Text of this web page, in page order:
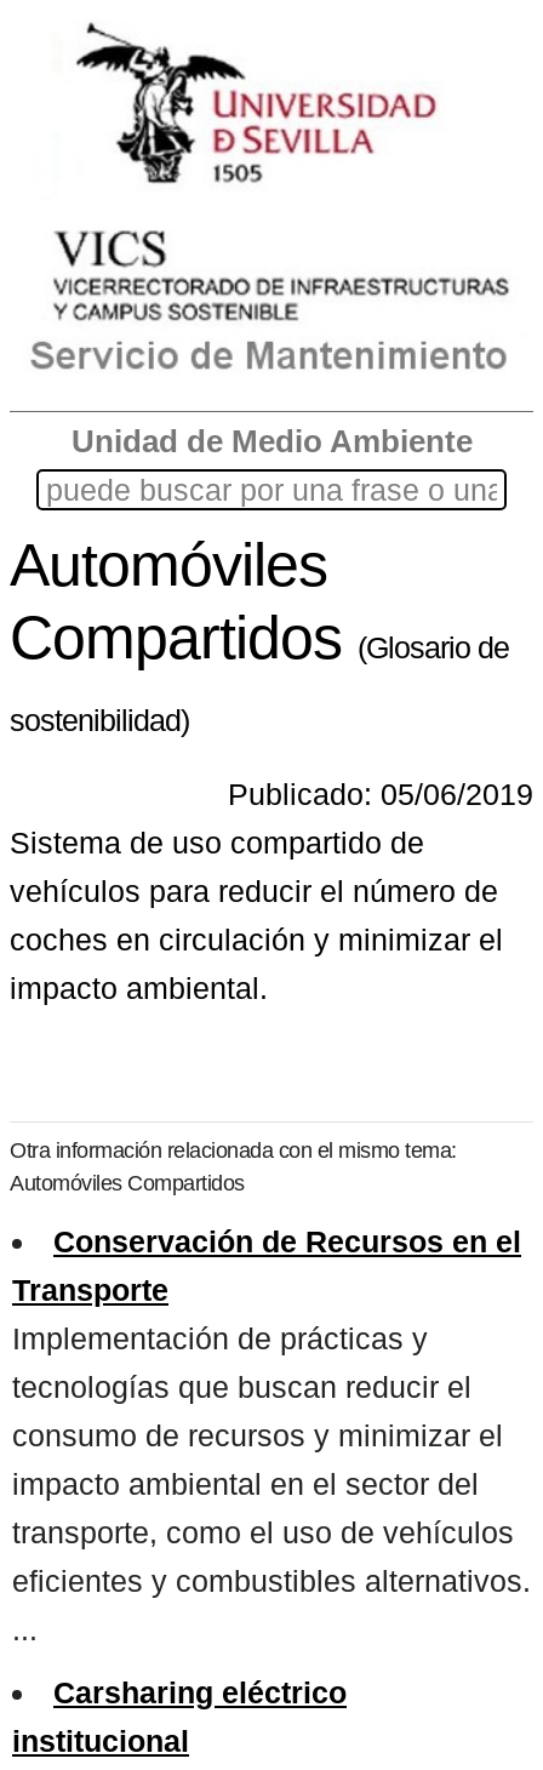
Unidad de Medio Ambiente
Automóviles
Compartidos (Glosario de
sostenibilidad)
Publicado: 05/06/2019
Sistema de uso compartido de
vehículos para reducir el número de
coches en circulación y minimizar el
impacto ambiental.
Otra información relacionada con el mismo tema:
Automóviles Compartidos
Conservación de Recursos en el
Transporte
Implementación de prácticas y
tecnologías que buscan reducir el
consumo de recursos y minimizar el
impacto ambiental en el sector del
transporte, como el uso de vehículos
eficientes y combustibles alternativos.
...
Carsharing eléctrico
institucional